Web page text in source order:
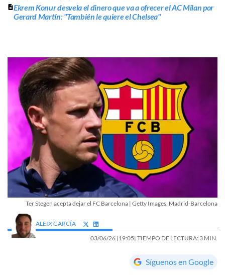
Ekrem Konur desvela el dinero que va a ofrecer el AC Milan por
Gerard Martín: "También le quiere el Chelsea"
Ter Stegen acepta dejar el FC Barcelona | Getty Images, Madrid-Barcelona
ALEIX GARCÍA
03/06/26 |19:05| TIEMPO DE LECTURA: 3 MIN.
Síguenos en Google